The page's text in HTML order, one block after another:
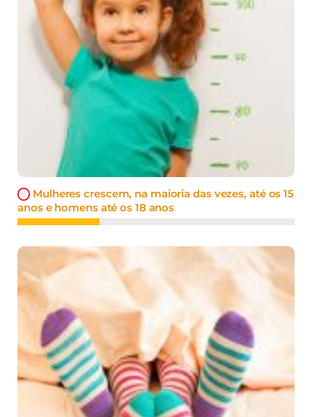
Mulheres crescem, na maioria das vezes, até os 15
anos e homens até os 18 anos